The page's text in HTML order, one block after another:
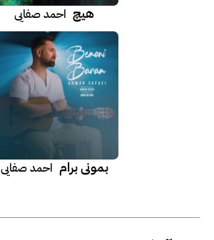
هیچ احمد صفایی
بمونی برام احمد صفایی